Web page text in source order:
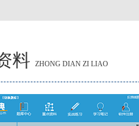
料 ZHONG DIAN ZI LIAO